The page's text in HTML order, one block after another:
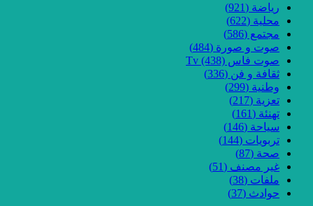
رياضة (921)
محلية (622)
مجتمع (586)
صوت و صورة (484)
صوت فاس Tv (438)
ثقافة و فن (336)
وطنية (299)
تعزية (217)
تهنئة (161)
سياحة (146)
تربويات (144)
صحة (87)
غير مصنف (51)
ملفات (38)
حوادث (37)